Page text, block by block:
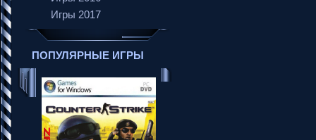
Игры 2017
ПОПУЛЯРНЫЕ ИГРЫ